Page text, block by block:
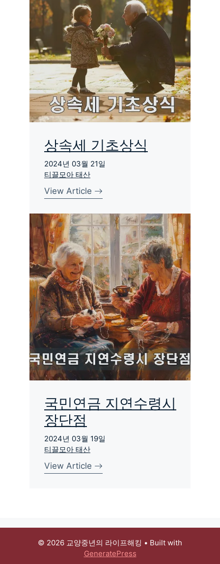
상속세 기초상식
2024년 03월 21일
티끌모아 태산
View Article
국민연금 지연수령시
장단점
2024년 03월 19일
티끌모아 태산
View Article
© 2026 교양중년의 라이프해킹 • Built with
GeneratePress